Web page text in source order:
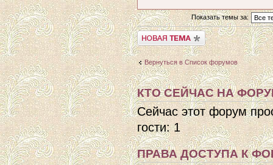
Показать темы за:
Начать новую тему
Вернуться в Список форумов
КТО СЕЙЧАС НА
Сейчас этот форум
гости: 1
ПРАВА ДОСТУПА К